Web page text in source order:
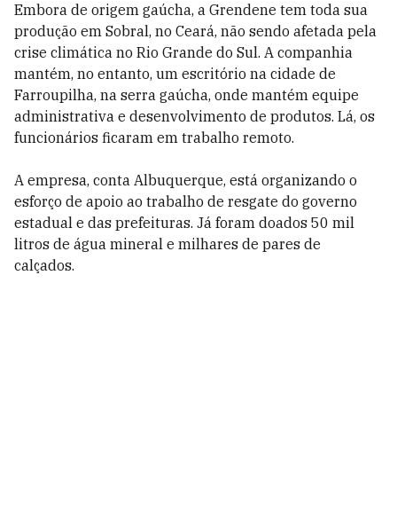
Embora de origem gaúcha, a Grendene tem toda sua
produção em Sobral, no Ceará, não sendo afetada pela
crise climática no Rio Grande do Sul. A companhia
mantém, no entanto, um escritório na cidade de
Farroupilha, na serra gaúcha, onde mantém equipe
administrativa e desenvolvimento de produtos. Lá, os
funcionários ficaram em trabalho remoto.
A empresa, conta Albuquerque, está organizando o
esforço de apoio ao trabalho de resgate do governo
estadual e das prefeituras. Já foram doados 50 mil
litros de água mineral e milhares de pares de
calçados.